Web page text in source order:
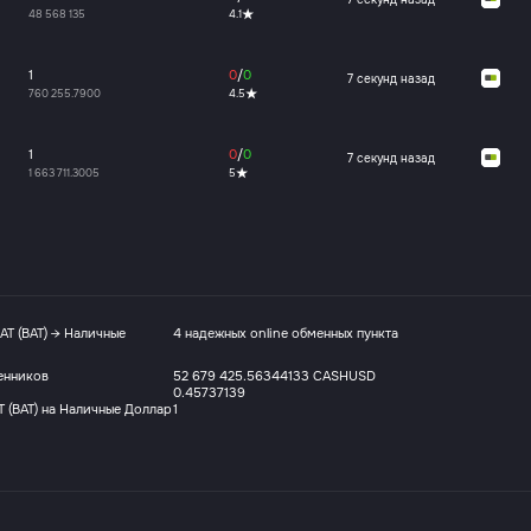
48 568 135 4.1
1
760 255.7900
0/0
4.5
7 секунд назад
1
1 663 711.3005
0/0
5
7 секунд назад
(BAT) → Наличные 4 надежных online обменных пункта
52 679 425.56344133 CASHUSD
0.45737139
на Наличные Доллар1